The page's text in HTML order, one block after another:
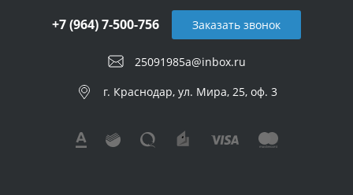
25091985a@inbox.ru
+7 (964) 7-500-756
г. Краснодар, ул. Мира, 25, оф. 3
Заказать звонок